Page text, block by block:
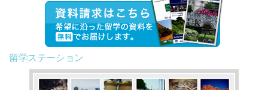
留学ステーション